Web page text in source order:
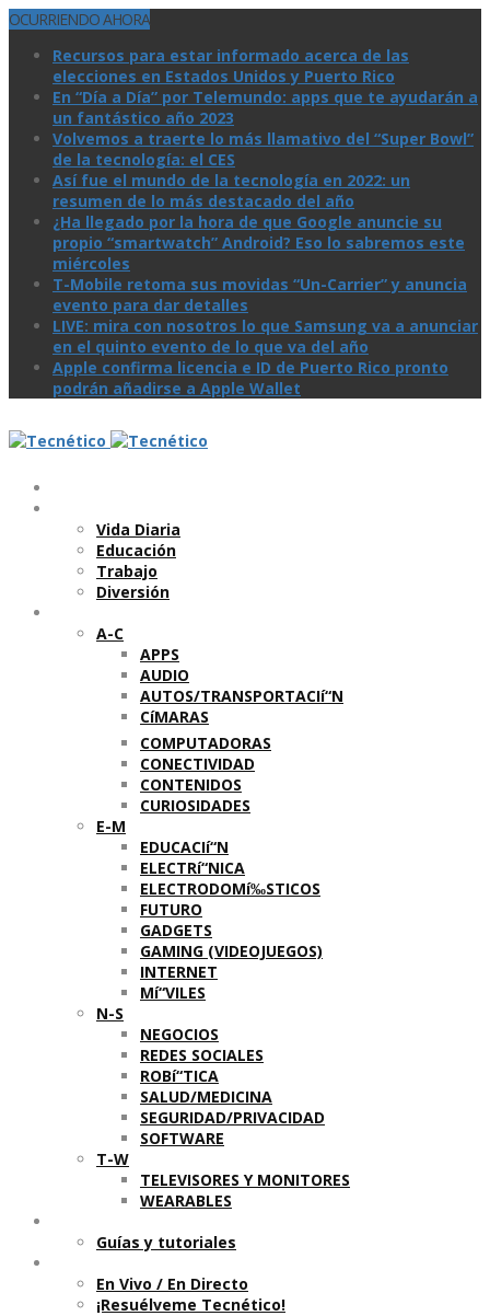
OCURRIENDO AHORA
Recursos para estar informado acerca de las
elecciones en Estados Unidos y Puerto Rico
En “Día a Día” por Telemundo: apps que te ayudarán a
un fantástico año 2023
Volvemos a traerte lo más llamativo del “Super Bowl”
de la tecnologí­a: el CES
Así­ fue el mundo de la tecnologí­a en 2022: un
resumen de lo más destacado del año
¿Ha llegado por la hora de que Google anuncie su
propio “smartwatch” Android? Eso lo sabremos este
miércoles
T-Mobile retoma sus movidas “Un-Carrier” y anuncia
evento para dar detalles
LIVE: mira con nosotros lo que Samsung va a anunciar
en el quinto evento de lo que va del año
Apple confirma licencia e ID de Puerto Rico pronto
podrán añadirse a Apple Wallet
Vida Diaria
Educación
Trabajo
Diversión
A-C
APPS
AUDIO
AUTOS/TRANSPORTACIí“N
CíMARAS
COMPUTADORAS
CONECTIVIDAD
CONTENIDOS
CURIOSIDADES
E-M
EDUCACIí“N
ELECTRí“NICA
ELECTRODOMí‰STICOS
FUTURO
GADGETS
GAMING (VIDEOJUEGOS)
INTERNET
Mí“VILES
N-S
NEGOCIOS
REDES SOCIALES
ROBí“TICA
SALUD/MEDICINA
SEGURIDAD/PRIVACIDAD
SOFTWARE
T-W
TELEVISORES Y MONITORES
WEARABLES
Guí­as y tutoriales
En Vivo / En Directo
¡Resuélveme Tecnético!